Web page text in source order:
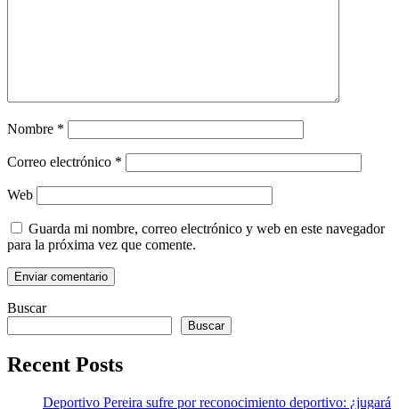
Nombre *
Correo electrónico *
Web
Guarda mi nombre, correo electrónico y web en este navegador
para la próxima vez que comente.
Buscar
Buscar
Recent Posts
Deportivo Pereira sufre por reconocimiento deportivo: ¿jugará